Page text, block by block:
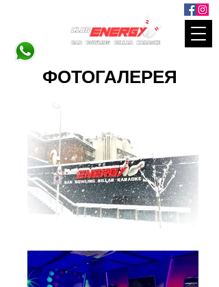
ФОТОГАЛЕРЕЯ